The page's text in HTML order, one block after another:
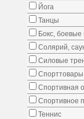
Йога
Танцы
Бокс, боевые
Солярий,
Силовые
Спортивная
Спортивное
Теннис